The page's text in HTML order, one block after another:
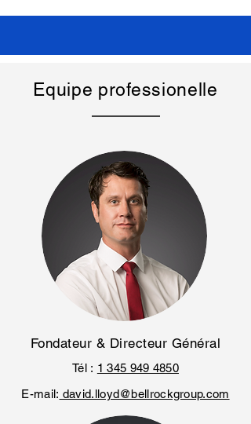
Equipe professionelle
Fondateur & Directeur Général
Tél : 1 345 949 4850
E-mail: david.lloyd@bellrockgroup.com